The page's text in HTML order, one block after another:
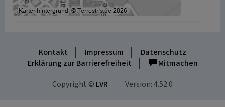
Kontakt Impressum
Datenschutz
Erklärung zur Barrierefreiheit
Mitmachen
Copyright © LVR Version: 4.52.0